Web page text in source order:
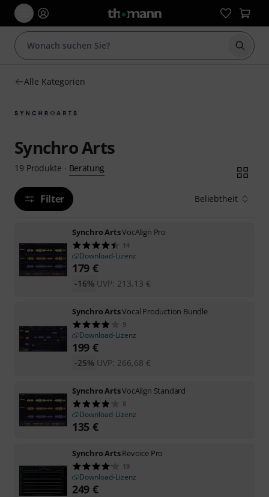
Suche
Alle Kategorien
Synchro Arts
19 Produkte · Beratung
Filter Beliebtheit
Synchro ArtsVocAlign Pro
14
Download-Lizenz
179 €
UVP: 213,13 €
-16%
Synchro ArtsVocal Production Bundle
9
Download-Lizenz
199 €
UVP: 266,68 €
-25%
Synchro ArtsVocAlign Standard
8
Download-Lizenz
135 €
Synchro ArtsRevoice Pro
19
Download-Lizenz
249 €